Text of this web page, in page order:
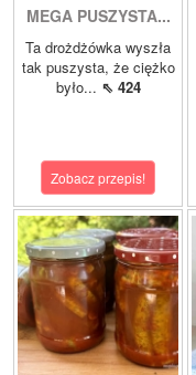
MEGA PUSZYSTA...
Ta drożdżówka wyszła
tak puszysta, że ciężko
było... ⇖ 424
Zobacz przepis!